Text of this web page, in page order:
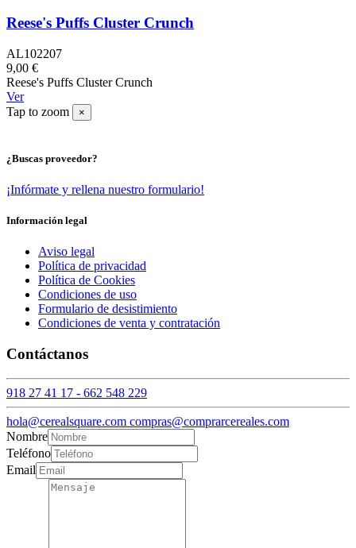
Reese's Puffs Cluster Crunch
AL102207
9,00 €
Reese's Puffs Cluster Crunch
Ver
Tap to zoom
×
¿Buscas proveedor?
¡Infórmate y rellena nuestro formulario!
Información legal
Aviso legal
Política de privacidad
Política de Cookies
Condiciones de uso
Formulario de desistimiento
Condiciones de venta y contratación
Contáctanos
918 27 41 17 - 662 548 229
hola@cerealsquare.com compras@comprarcereales.com
Nombre
Teléfono
Email